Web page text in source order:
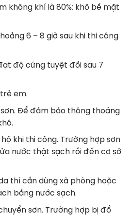
không khí là 80%: khô bề mặt
6 – 8 giờ sau khi thi công
độ cứng tuyệt đối sau 7
em.
Để đảm bảo thông thoáng
khi thi công. Trường hợp sơn
nước thật sạch rồi đến cơ sở
thì cần dùng xà phòng hoặc
bằng nước sạch.
sơn. Trường hợp bị đổ